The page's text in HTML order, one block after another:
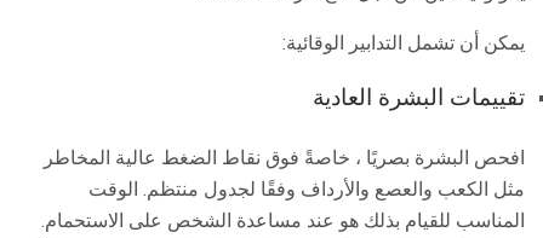
يمكن أن تشمل التدابير الوقائية:
تقييمات البشرة العادية
افحص البشرة بصريًا ، خاصةً فوق نقاط الضغط عالية المخاطر
مثل الكعب والعصع والأرداف وفقًا لجدول منتظم. الوقت
المناسب للقيام بذلك هو عند مساعدة الشخص على الاستحمام.